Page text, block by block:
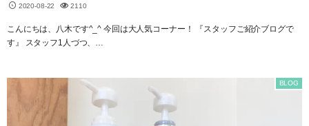
2020-08-22 2110
こんにちは、八木です^_^ 今回は大人気コーナー！ 『スタッフご紹介ブログで
す』 スタッフ1人づつ、…
BLOG